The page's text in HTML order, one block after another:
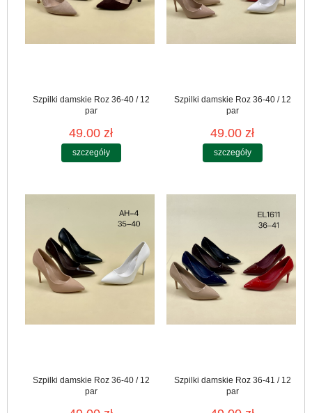
Szpilki damskie Roz 36-40 / 12
par
49.00 zł
szczegóły
Szpilki damskie Roz 36-40 / 12
par
49.00 zł
szczegóły
Szpilki damskie Roz 36-40 / 12
par
Szpilki damskie Roz 36-41 / 12
par